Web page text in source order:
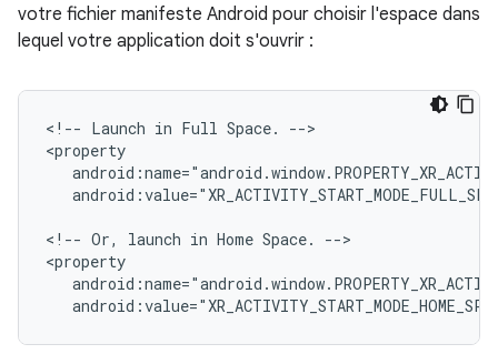
votre fichier manifeste Android pour choisir l'espace dans
lequel votre application doit s'ouvrir :
<!-- Launch in Full Space.
-->
<!-- Or, launch in Home Space.
-->